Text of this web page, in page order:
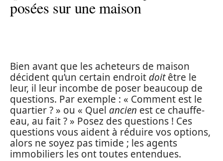
posées sur une maison
Bien avant que les acheteurs de maison
décident qu’un certain endroit doitêtre le
leur, il leur incombe de poser beaucoup de
questions. Par exemple : « Comment est le
quartier ? » ou « Quel ancien est ce chauffe-
eau, au fait ? » Posez des questions ! Ces
questions vous aident à réduire vos options,
alors ne soyez pas timide ; les agents
immobiliers les ont toutes entendues.